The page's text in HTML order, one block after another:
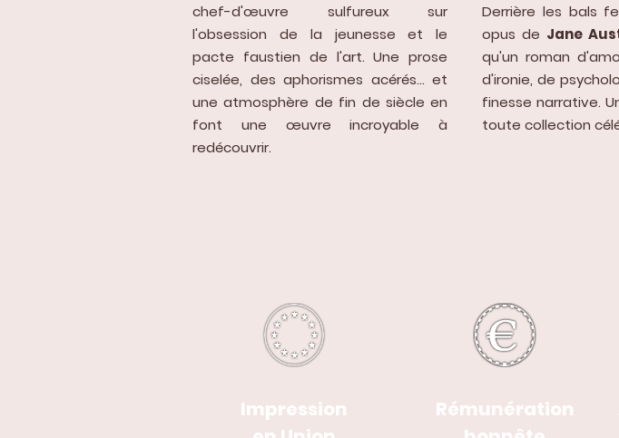
chef-d'œuvre sulfureux sur
l'obsession de la jeunesse et le
pacte faustien de l'art. Une prose
ciselée, des aphorismes acérés… et
une atmosphère de fin de siècle en
font une œuvre incroyable à
redécouvrir.
Derrière les bals
opus de Jane
qu'un roman
d'ironie, de
finesse narrative.
toute collection
Impression
Rémunération